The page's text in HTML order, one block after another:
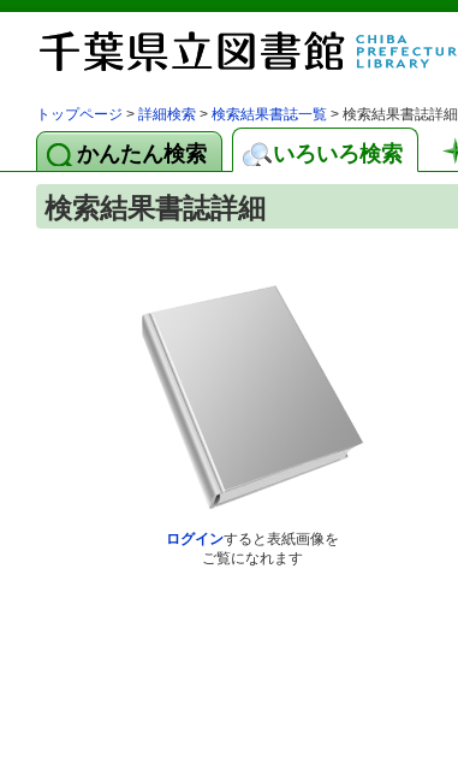
トップページ > 詳細検索 > 検索結果書誌一覧 > 検索結果書誌詳細
かんたん検索 いろいろ検索
検索結果書誌詳細
ログインすると表紙画像を
ご覧になれます